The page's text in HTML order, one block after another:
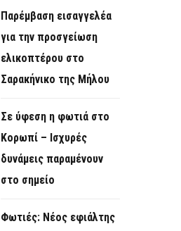
Παρέμβαση εισαγγελέα
για την προσγείωση
ελικοπτέρου στο
Σαρακήνικο της Μήλου
Σε ύφεση η φωτιά στο
Κορωπί – Ισχυρές
δυνάμεις παραμένουν
στο σημείο
Φωτιές: Νέος εφιάλτης